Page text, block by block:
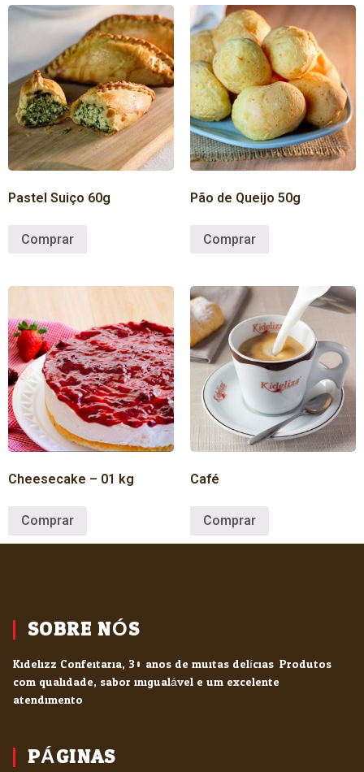
Pastel Suiço 60g
Comprar
Pão de Queijo 50g
Comprar
Cheesecake – 01 kg
Comprar
Café
Comprar
SOBRE NÓS
Kidelizz Confeitaria, 30 anos de muitas delícias. Produtos
com qualidade, sabor inigualável e um excelente
atendimento.
PÁGINAS